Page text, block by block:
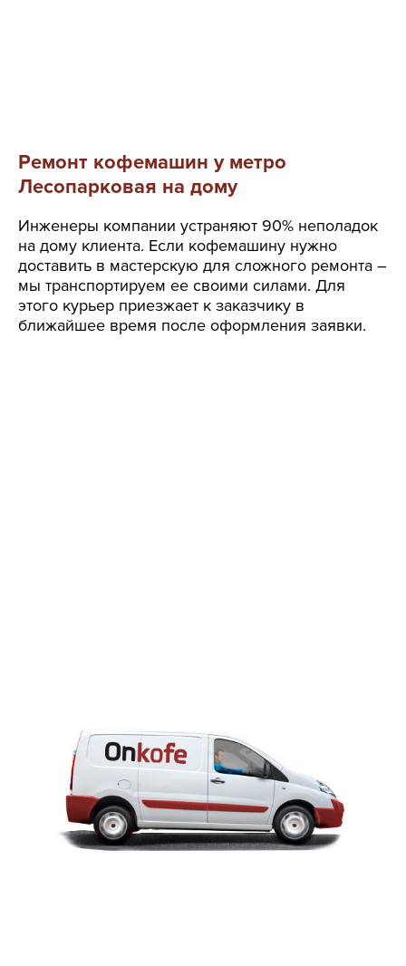
Ремонт кофемашин у метро
Лесопарковая на дому
Инженеры компании устраняют 90% неполадок
на дому клиента. Если кофемашину нужно
доставить в мастерскую для сложного ремонта –
мы транспортируем ее своими силами. Для
этого курьер приезжает к заказчику в
ближайшее время после оформления заявки.